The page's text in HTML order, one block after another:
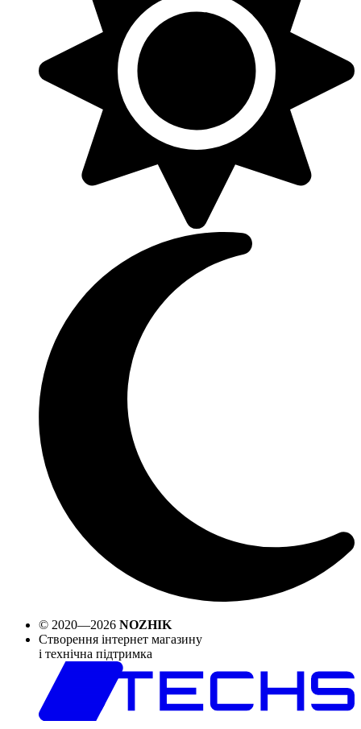
© 2020—2026 NOZHIK
Створення інтернет магазину
і технічна підтримка